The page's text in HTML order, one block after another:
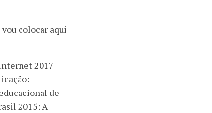
vou colocar aqui
2017
de
2015: A